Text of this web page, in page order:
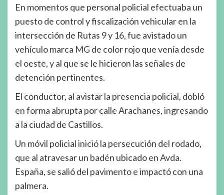
En momentos que personal policial efectuaba un
puesto de control y fiscalización vehicular en la
intersección de Rutas 9 y 16, fue avistado un
vehículo marca MG de color rojo que venía desde
el oeste, y al que se le hicieron las señales de
detención pertinentes.
El conductor, al avistar la presencia policial, dobló
en forma abrupta por calle Arachanes, ingresando
a la ciudad de Castillos.
Un móvil policial inició la persecución del rodado,
que al atravesar un badén ubicado en Avda.
España, se salió del pavimento e impactó con una
palmera.